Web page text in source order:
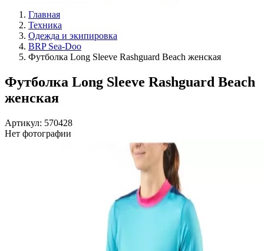
Главная
Техника
Одежда и экипировка
BRP Sea-Doo
Футболка Long Sleeve Rashguard Beach женская
Футболка Long Sleeve Rashguard Beach
женская
Артикул: 570428
Нет фотографии